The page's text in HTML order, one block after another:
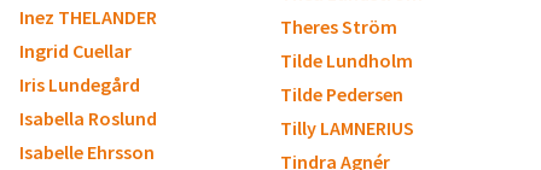
Inez THELANDER
Ingrid Cuellar
Iris Lundegård
Isabella Roslund
Isabelle Ehrsson
Theres Ström
Tilde Lundholm
Tilde Pedersen
Tilly LAMNERIUS
Tindra Agnér